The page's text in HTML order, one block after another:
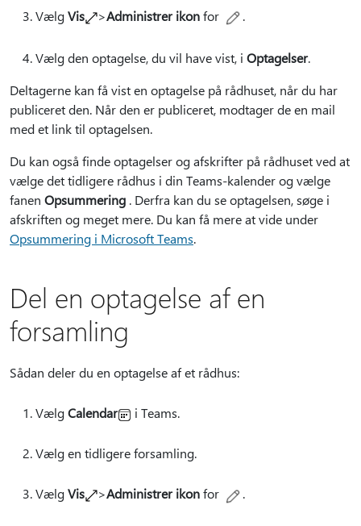
VælgVis >Administrer ikonfor .
Vælg den optagelse, du vil have vist, i Optagelser.
Deltagerne kan få vist en optagelse på rådhuset, når du har
publiceret den. Når den er publiceret, modtager de en mail
med et link til optagelsen.
Du kan også finde optagelser og afskrifter på rådhuset ved at
vælge det tidligere rådhus i din Teams-kalender og vælge
fanen Opsummering . Derfra kan du se optagelsen, søge i
afskriften og meget mere. Du kan få mere at vide under
Opsummering i Microsoft Teams.
Del en optagelse af en
forsamling
Sådan deler du en optagelse af et rådhus:
VælgCalendar i Teams.
Vælg en tidligere forsamling.
VælgVis >Administrer ikonfor .